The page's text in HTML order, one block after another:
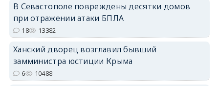
В Севастополе повреждены десятки домов
при отражении атаки БПЛА
18 13382
Ханский дворец возглавил бывший
замминистра юстиции Крыма
6 10488